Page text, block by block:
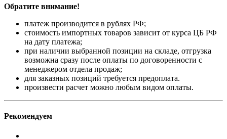
Обратите внимание!
платеж производится в рублях РФ;
стоимость импортных товаров зависит от курса ЦБ РФ
на дату платежа;
при наличии выбранной позиции на складе, отгрузка
возможна сразу после оплаты по договоренности с
менеджером отдела продаж;
для заказных позиций требуется предоплата.
произвести расчет можно любым видом оплаты.
Рекомендуем